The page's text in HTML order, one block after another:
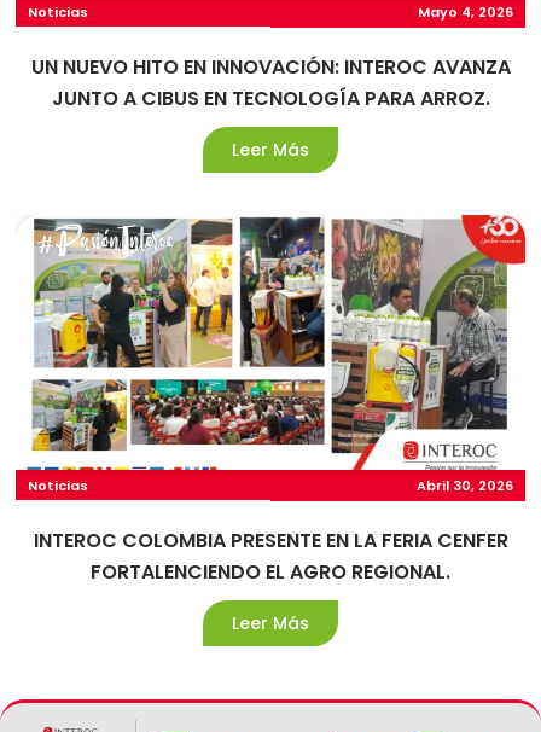
Noticias Mayo 4, 2026
UN NUEVO HITO EN INNOVACIÓN: INTEROC AVANZA
JUNTO A CIBUS EN TECNOLOGÍA PARA ARROZ.
Leer Más
Noticias Abril 30, 2026
INTEROC COLOMBIA PRESENTE EN LA FERIA CENFER
FORTALENCIENDO EL AGRO REGIONAL.
Leer Más